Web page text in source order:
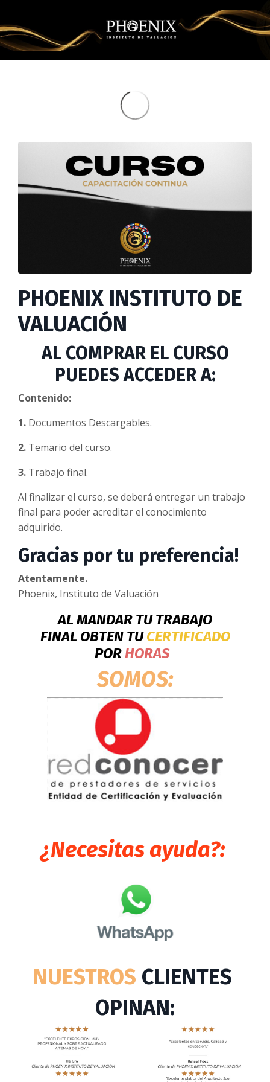
PHOENIX INSTITUTO DE
VALUACIÓN
AL COMPRAR EL CURSO
PUEDES ACCEDER A:
Contenido:
1. Documentos Descargables.
2. Temario del curso.
3. Trabajo final.
Al finalizar el curso, se deberá entregar un trabajo
final para poder acreditar el conocimiento
adquirido.
Gracias por tu preferencia!
Atentamente.
Phoenix, Instituto de Valuación
AL MANDAR TU TRABAJO
FINAL OBTEN TUCERTIFICADO
PORHORAS
SOMOS:
¿Necesitas ayuda?:
NUESTROS CLIENTES
OPINAN: